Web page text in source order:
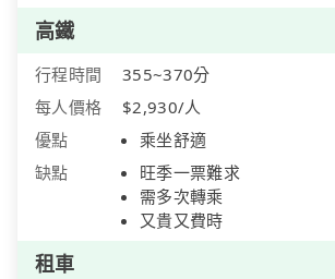
高鐵
行程時間
355~370分
每人價格
$2,930/人
優點
乘坐舒適
缺點
旺季一票難求
需多次轉乘
又貴又費時
租車